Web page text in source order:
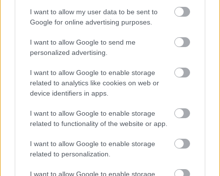
I want to allow my user data to be sent to
Google for online advertising purposes.
I want to allow Google to send me
personalized advertising.
I want to allow Google to enable storage
related to analytics like cookies on web or
device identifiers in apps.
I want to allow Google to enable storage
related to functionality of the website or app.
I want to allow Google to enable storage
related to personalization.
I want to allow Google to enable storage
bramkowe.
wynik na żywo, transmisja
Wynik meczu Brzostowianka Brzostek - Lechia Sędziszów Małopolski
znajdziesz na naszej stronie zaraz po jego zakończeniu. Jeżeli szukasz
Brzostowianka Brzostek vs.
Lechia Sędziszów Małopolski - wynik, składy, strzelcy
Jeżeli w internecie lub TV dostępna jest
Brzostowianka Brzostek vs. Lechia Sędziszów Małopolski
innych spotkań Dębica > Klasa Okręgowa na pewno znajdziesz takie
informacje na naszym portalu. Możliwe jednak, że nigdzie nie pojawi się
stream online z tego pojedynku. Śledź portal podkarpacieLIVE.pl i bądź
Asseco Resovia| Developres Rzeszów |ITA TOOLS Stal Mielec